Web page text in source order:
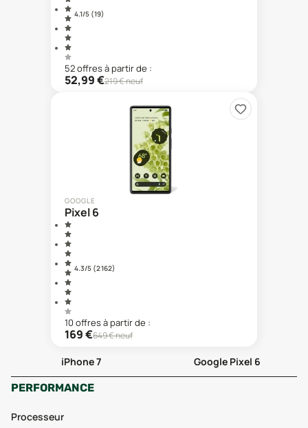
4.1/5 (19)
52offresà partir de :
52,99€219€ neuf
GOOGLE
Pixel 6
4.3/5 (2 162)
10 offresà partir de :
169€649€ neuf
iPhone 7
Google Pixel 6
PERFORMANCE
Processeur